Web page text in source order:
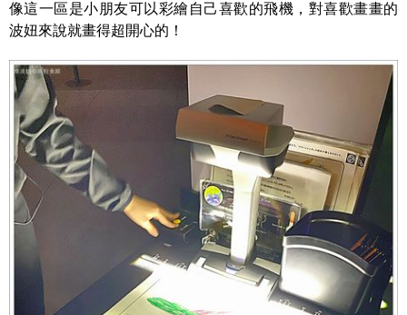
像這一區是小朋友可以彩繪自己喜歡的飛機，對喜歡畫畫的
波妞來說就畫得超開心的！